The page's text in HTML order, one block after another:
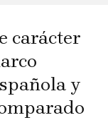
carácter
y